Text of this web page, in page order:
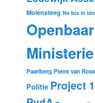
Molensteeg Ne bis in
Openbaar
Ministerie
Paarlberg Pierre van
Politie Project